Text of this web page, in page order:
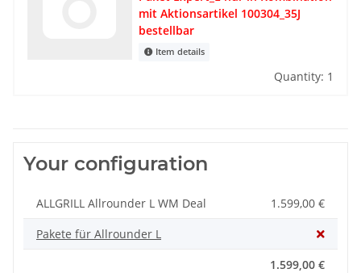
mit Aktionsartikel 100304_35J
bestellbar
Item details
Quantity: 1
Your configuration
ALLGRILL Allrounder L WM Deal
1.599,00 €
Pakete für Allrounder L
1.599,00 €